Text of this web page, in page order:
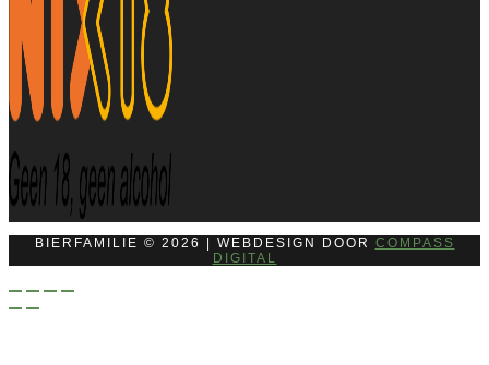
BIERFAMILIE © 2026 | WEBDESIGN DOOR COMPASS
DIGITAL